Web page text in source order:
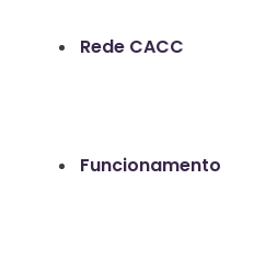
Rede CACC
Funcionamento